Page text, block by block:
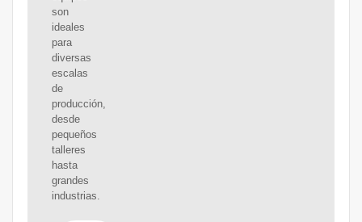
son
ideales
para
diversas
escalas
de
producción,
desde
pequeños
talleres
hasta
grandes
industrias.